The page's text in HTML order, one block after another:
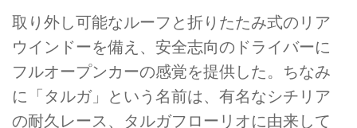
取り外し可能なルーフと折りたたみ式のリア
ウインドーを備え、安全志向のドライバーに
フルオープンカーの感覚を提供した。ちなみ
に「タルガ」という名前は、有名なシチリア
の耐久レース、タルガフローリオに由来して